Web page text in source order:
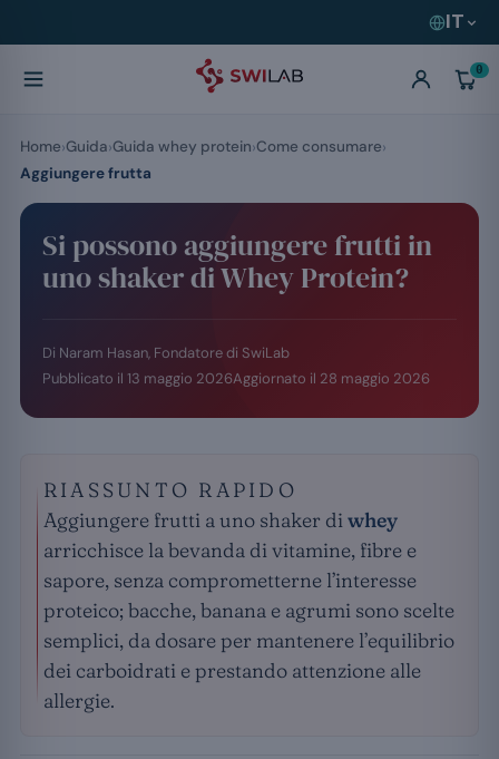
IT
0
Si possono aggiungere frutti in
uno shaker di Whey Protein?
Di Naram Hasan, Fondatore di SwiLab
Pubblicato il 13 maggio 2026Aggiornato il 28 maggio 2026
RIASSUNTO RAPIDO
Aggiungere frutti a uno shaker diwhey
arricchisce la bevanda di vitamine, fibre e
sapore, senza comprometterne l’interesse
proteico; bacche, banana e agrumi sono scelte
semplici, da dosare per mantenere l’equilibrio
dei carboidrati e prestando attenzione alle
allergie.
Home Guida Guida whey protein Come consumare
Aggiungere frutta